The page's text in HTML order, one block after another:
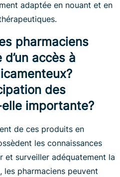
adaptée en nouant et en
pharmaciens
accès à
des
importante?
de ces produits en
les connaissances
et surveiller adéquatement la
les pharmaciens peuvent